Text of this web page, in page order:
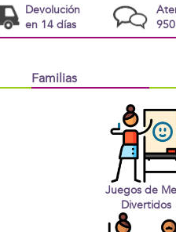
Devolución
en 14 días
Familias
Juegos de
Divertidos